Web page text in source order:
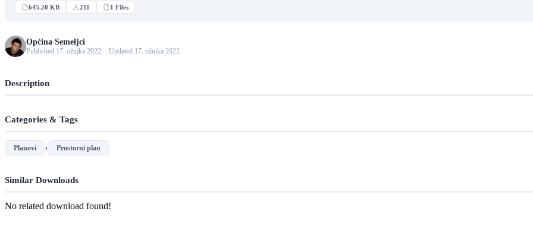
645.20 KB 211 1 Files
Općina Semeljci
Published 17. ožujka 2022. · Updated 17. ožujka 2022.
Description
Categories & Tags
Planovi , Prostorni plan
Similar Downloads
No related download found!